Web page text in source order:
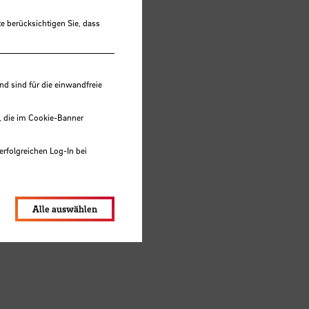
berücksichtigen Sie, dass
sind für die einwandfreie
die im Cookie-Banner
Log-In bei
Alle auswählen